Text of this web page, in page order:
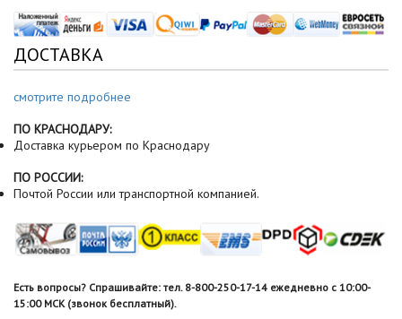
ДОСТАВКА
смотрите подробнее
ПО КРАСНОДАРУ:
Доставка курьером по Краснодару
ПО РОССИИ:
Почтой России или транспортной компанией.
Есть вопросы? Спрашивайте: тел. 8-800-250-17-14 ежедневно с 10:00-
15:00 МСК (звонок бесплатный).